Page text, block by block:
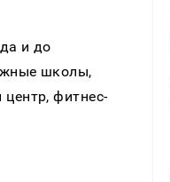
и до
школы,
фитнес-